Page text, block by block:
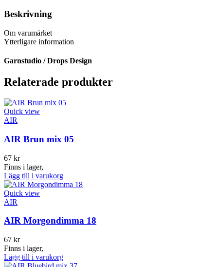
Beskrivning
Om varumärket
Ytterligare information
Garnstudio / Drops Design
Relaterade produkter
Quick view
AIR
AIR Brun mix 05
67 kr
Finns i lager,
Lägg till i varukorg
Quick view
AIR
AIR Morgondimma 18
67 kr
Finns i lager,
Lägg till i varukorg